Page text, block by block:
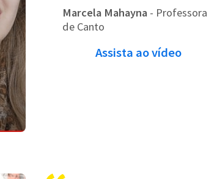
Marcela Mahayna - Professora
de Canto
Assista ao vídeo